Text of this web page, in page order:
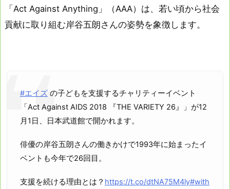
「Act Against Anything」（AAA）は、若い頃から社会
貢献に取り組む岸谷五朗さんの姿勢を象徴します。
#エイズ の子どもを支援するチャリティーイベント
「Act Against AIDS 2018 『THE VARIETY 26』」が12
月1日、日本武道館で開かれます。
俳優の岸谷五朗さんの働きかけで1993年に始まったイ
ベントも今年で26回目。
支援を続ける理由とは？ https://t.co/dtNA75M4ly#with